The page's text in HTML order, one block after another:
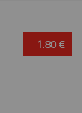
- 1.80 €